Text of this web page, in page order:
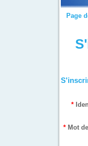
Page
*
* Mot